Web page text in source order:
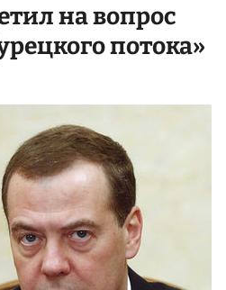
на вопрос
потока»